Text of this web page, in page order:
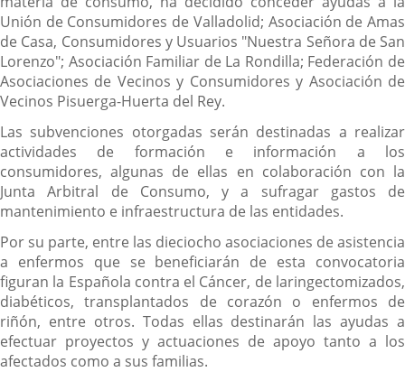
Unión de Consumidores de Valladolid; Asociación de Amas
de Casa, Consumidores y Usuarios "Nuestra Señora de San
Lorenzo"; Asociación Familiar de La Rondilla; Federación de
Asociaciones de Vecinos y Consumidores y Asociación de
Vecinos Pisuerga-Huerta del Rey.
Las subvenciones otorgadas serán destinadas a realizar
actividades de formación e información a los
consumidores, algunas de ellas en colaboración con la
Junta Arbitral de Consumo, y a sufragar gastos de
mantenimiento e infraestructura de las entidades.
Por su parte, entre las dieciocho asociaciones de asistencia
a enfermos que se beneficiarán de esta convocatoria
figuran la Española contra el Cáncer, de laringectomizados,
diabéticos, transplantados de corazón o enfermos de
riñón, entre otros. Todas ellas destinarán las ayudas a
efectuar proyectos y actuaciones de apoyo tanto a los
afectados como a sus familias.